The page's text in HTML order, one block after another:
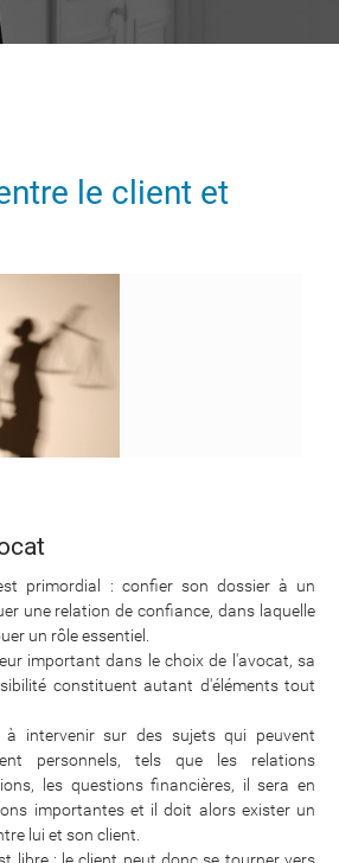
le client et
primordial : confier son dossier à un
une relation de confiance, dans laquelle
un rôle essentiel.
important dans le choix de l'avocat, sa
constituent autant d'éléments tout
à intervenir sur des sujets qui peuvent
personnels, tels que les relations
les questions financières, il sera en
importantes et il doit alors exister un
lui et son client.